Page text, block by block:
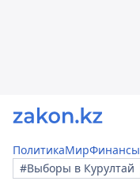
ПолитикаМирФинансы
#Выборы в Курултай